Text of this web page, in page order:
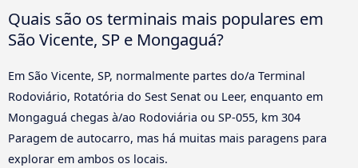
Quais são os terminais mais populares em
São Vicente, SP e Mongaguá?
Em São Vicente, SP, normalmente partes do/a Terminal
Rodoviário, Rotatória do Sest Senat ou Leer, enquanto em
Mongaguá chegas à/ao Rodoviária ou SP-055, km 304
Paragem de autocarro, mas há muitas mais paragens para
explorar em ambos os locais.